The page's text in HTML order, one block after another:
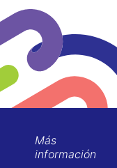
Más
información